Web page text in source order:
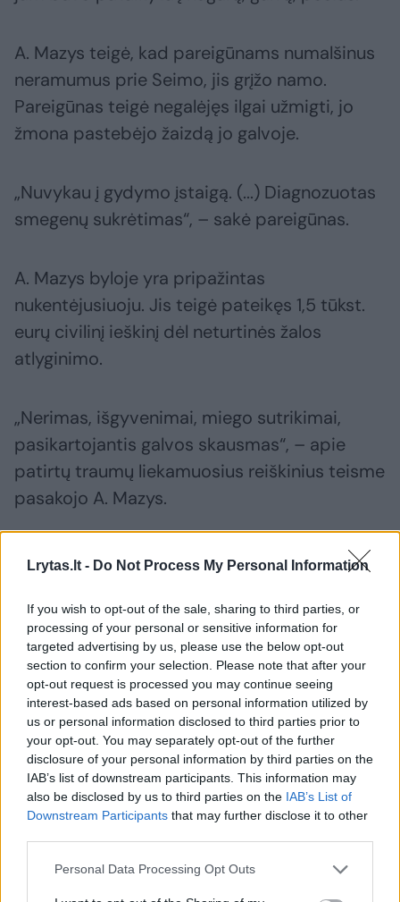
Lrytas.lt - Do Not Process My Personal Information
If you wish to opt-out of the sale, sharing to third parties, or
processing of your personal or sensitive information for
targeted advertising by us, please use the below opt-out
section to confirm your selection. Please note that after your
opt-out request is processed you may continue seeing
interest-based ads based on personal information utilized by
us or personal information disclosed to third parties prior to
your opt-out. You may separately opt-out of the further
disclosure of your personal information by third parties on the
IAB’s list of downstream participants. This information may
also be disclosed by us to third parties on the IAB’s List of
Downstream Participants that may further disclose it to other
Personal Data Processing Opt Outs
A. Mazys teigė, kad pareigūnams numalšinus
neramumus prie Seimo, jis grįžo namo.
Pareigūnas teigė negalėjęs ilgai užmigti, jo
žmona pastebėjo žaizdą jo galvoje.
„Nuvykau į gydymo įstaigą. (...) Diagnozuotas
smegenų sukrėtimas“, – sakė pareigūnas.
A. Mazys byloje yra pripažintas
nukentėjusiuoju. Jis teigė pateikęs 1,5 tūkst.
eurų civilinį ieškinį dėl neturtinės žalos
atlyginimo.
„Nerimas, išgyvenimai, miego sutrikimai,
pasikartojantis galvos skausmas“, – apie
patirtų traumų liekamuosius reiškinius teisme
pasakojo A. Mazys.
Kaltinimai pateikti 86 asmenims
ELTA primena, kad 2021 m. riaušių prie Seimo
byloje kaltinimai yra pateikti 87 asmenims –
daugiausia dėl dalyvavimo riaušėse,
pasipriešinimo policininkams ar kitiems
viešojo administravimo funkcijas
atliekantiems asmenims, provokavimo viešai
smurtauti, niokoti turtą ar kitaip šiurkščiai
pažeisti viešąją tvarką. Vienam asmeniui
pareikšti kaltinimai dėl riaušių organizavimo
Respublikos suverenitetą.